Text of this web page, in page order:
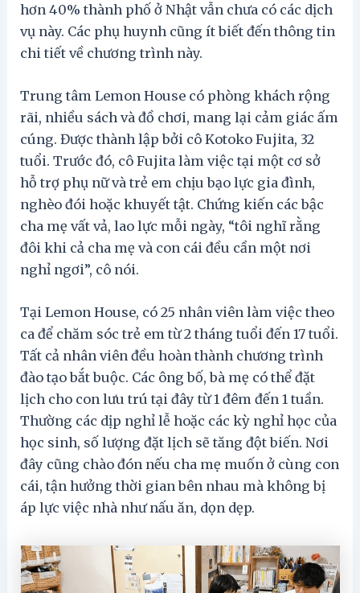
hơn 40% thành phố ở Nhật vẫn chưa có các dịch
vụ này. Các phụ huynh cũng ít biết đến thông tin
chi tiết về chương trình này.
Trung tâm Lemon House có phòng khách rộng
rãi, nhiều sách và đồ chơi, mang lại cảm giác ấm
cúng. Được thành lập bởi cô Kotoko Fujita, 32
tuổi. Trước đó, cô Fujita làm việc tại một cơ sở
hỗ trợ phụ nữ và trẻ em chịu bạo lực gia đình,
nghèo đói hoặc khuyết tật. Chứng kiến ​​các bậc
cha mẹ vất vả, lao lực mỗi ngày, “tôi nghĩ rằng
đôi khi cả cha mẹ và con cái đều cần một nơi
nghỉ ngơi”, cô nói.
Tại Lemon House, có 25 nhân viên làm việc theo
ca để chăm sóc trẻ em từ 2 tháng tuổi đến 17 tuổi.
Tất cả nhân viên đều hoàn thành chương trình
đào tạo bắt buộc. Các ông bố, bà mẹ có thể đặt
lịch cho con lưu trú tại đây từ 1 đêm đến 1 tuần.
Thường các dịp nghỉ lễ hoặc các kỳ nghỉ học của
học sinh, số lượng đặt lịch sẽ tăng đột biến. Nơi
đây cũng chào đón nếu cha mẹ muốn ở cùng con
cái, tận hưởng thời gian bên nhau mà không bị
áp lực việc nhà như nấu ăn, dọn dẹp.